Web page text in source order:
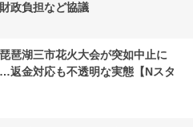
政負担など協議
琵琶湖三市花火大会が突如中止に
返金対応も不透明な実態【Nスタ